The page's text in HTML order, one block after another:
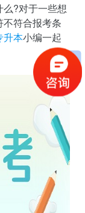
?对于一些想
符合报考条
升本小编一起